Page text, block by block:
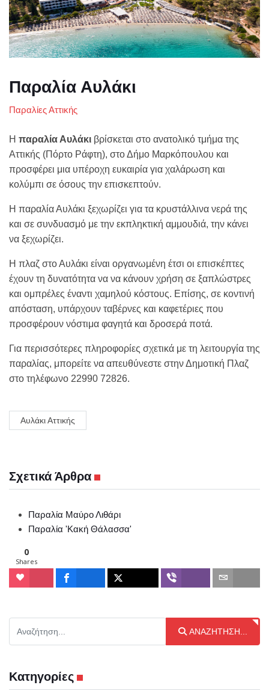
ΑΝΑΖΉΤΗΣΗ...
Κατηγορίες
Παραλία Αυλάκι
Παραλίες Αττικής
Η παραλία Αυλάκι βρίσκεται στο ανατολικό τμήμα της
Αττικής (Πόρτο Ράφτη), στο Δήμο Μαρκόπουλου και
προσφέρει μια υπέροχη ευκαιρία για χαλάρωση και
κολύμπι σε όσους την επισκεπτούν.
Η παραλία Αυλάκι ξεχωρίζει για τα κρυστάλλινα νερά της
και σε συνδυασμό με την εκπληκτική αμμουδιά, την κάνει
να ξεχωρίζει.
Η πλαζ στο Αυλάκι είναι οργανωμένη έτσι οι επισκέπτες
έχουν τη δυνατότητα να να κάνουν χρήση σε ξαπλώστρες
και ομπρέλες έναντι χαμηλού κόστους. Επίσης, σε κοντινή
απόσταση, υπάρχουν ταβέρνες και καφετέριες που
προσφέρουν νόστιμα φαγητά και δροσερά ποτά.
Για περισσότερες πληροφορίες σχετικά με τη λειτουργία της
παραλίας, μπορείτε να απευθύνεστε στην Δημοτική Πλαζ
στο τηλέφωνο 22990 72826.
Αυλάκι Αττικής
Σχετικά Άρθρα
Παραλία Μαύρο Λιθάρι
Παραλία 'Κακή Θάλασσα'
0
Shares